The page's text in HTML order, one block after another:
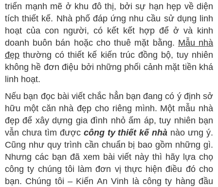
triển mạnh mẽ ở khu đô thị, bởi sự hạn hẹp về diện
tích thiết kế. Nhà phố đáp ứng nhu cầu sử dụng linh
hoạt của con người, có kết kết hợp để ở và kinh
doanh buôn bán hoặc cho thuê mặt bằng. Mẫu nhà
đẹp thường có thiết kế kiến trúc đồng bộ, tuy nhiên
không hề đơn điệu bởi những phối cảnh mặt tiền khá
linh hoạt.
Nếu bạn đọc bài viết chắc hẳn bạn đang có ý định sở
hữu một căn nhà đẹp cho riêng mình. Một mẫu nhà
đẹp để xây dựng gia đình nhỏ ấm áp, tuy nhiên bạn
vẫn chưa tìm được công ty thiết kế nhà nào ưng ý.
Cũng như quy trình cần chuẩn bị bao gồm những gì.
Nhưng các bạn đã xem bài viết này thì hãy lựa chọ
công ty chúng tôi làm đơn vị thực hiện điều đó cho
bạn. Chúng tôi – Kiến An Vinh là công ty hàng đầu